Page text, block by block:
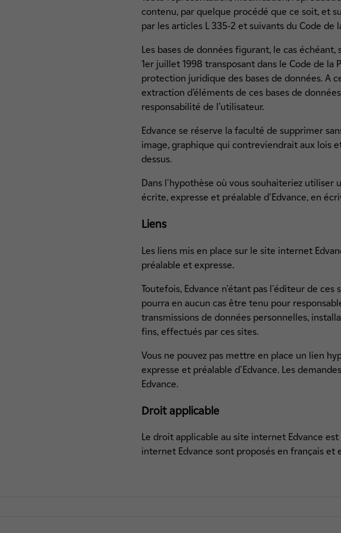
contenu, par quelque procédé que ce soit, et
par les articles L 335-2 et suivants du Code
Les bases de données figurant, le cas
1er juillet 1998 transposant dans le Code de
protection juridique des bases de données. A
extraction d’éléments de ces bases de
responsabilité de l’utilisateur.
Edvance se réserve la faculté de supprimer
image, graphique qui contreviendrait aux lois
dessus.
Dans l'hypothèse où vous souhaiteriez
écrite, expresse et préalable d'Edvance, en
Liens
Les liens mis en place sur le site internet
préalable et expresse.
Toutefois, Edvance n'étant pas l'éditeur de
pourra en aucun cas être tenu pour
transmissions de données personnelles,
fins, effectués par ces sites.
Vous ne pouvez pas mettre en place un lien
expresse et préalable d'Edvance. Les
Edvance.
Droit applicable
Le droit applicable au site internet Edvance
internet Edvance sont proposés en français et